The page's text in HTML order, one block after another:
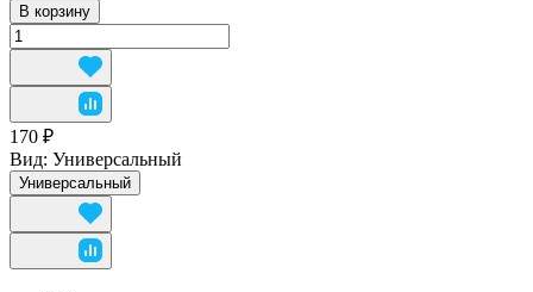
В корзину
170 ₽
Вид: Универсальный
Универсальный